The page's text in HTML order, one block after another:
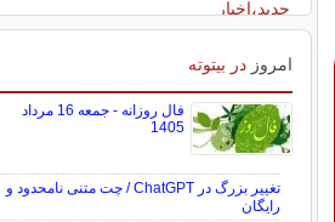
امروز در بیتوته
فال روزانه - جمعه 16 مرداد
1405
تغییر بزرگ در ChatGPT / چت متنی نامحدود و
رایگان